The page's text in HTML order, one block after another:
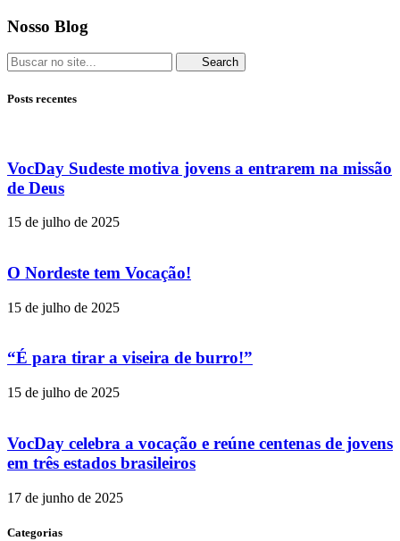
Nosso Blog
Search
Posts recentes
VocDay Sudeste motiva jovens a entrarem na missão
de Deus
15 de julho de 2025
O Nordeste tem Vocação!
15 de julho de 2025
“É para tirar a viseira de burro!”
15 de julho de 2025
VocDay celebra a vocação e reúne centenas de jovens
em três estados brasileiros
17 de junho de 2025
Categorias